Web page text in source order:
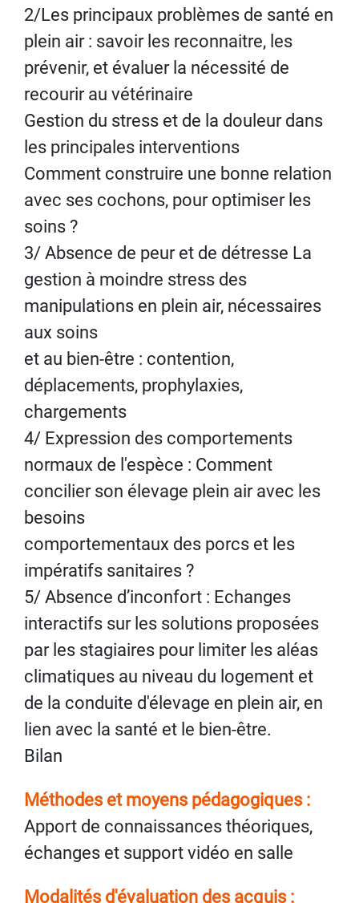
2/Les principaux problèmes de santé en
plein air : savoir les reconnaitre, les
prévenir, et évaluer la nécessité de
recourir au vétérinaire
Gestion du stress et de la douleur dans
les principales interventions
Comment construire une bonne relation
avec ses cochons, pour optimiser les
soins ?
3/ Absence de peur et de détresse La
gestion à moindre stress des
manipulations en plein air, nécessaires
aux soins
et au bien-être : contention,
déplacements, prophylaxies,
chargements
4/ Expression des comportements
normaux de l'espèce : Comment
concilier son élevage plein air avec les
besoins
comportementaux des porcs et les
impératifs sanitaires ?
5/ Absence d’inconfort : Echanges
interactifs sur les solutions proposées
par les stagiaires pour limiter les aléas
climatiques au niveau du logement et
de la conduite d'élevage en plein air, en
lien avec la santé et le bien-être.
Bilan
Méthodes et moyens pédagogiques :
Apport de connaissances théoriques,
échanges et support vidéo en salle
Modalités d'évaluation des acquis :